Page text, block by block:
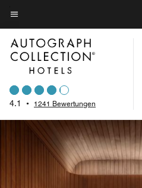
Skip
to
main
content
Menütext
4.1 • 1241 Bewertungen